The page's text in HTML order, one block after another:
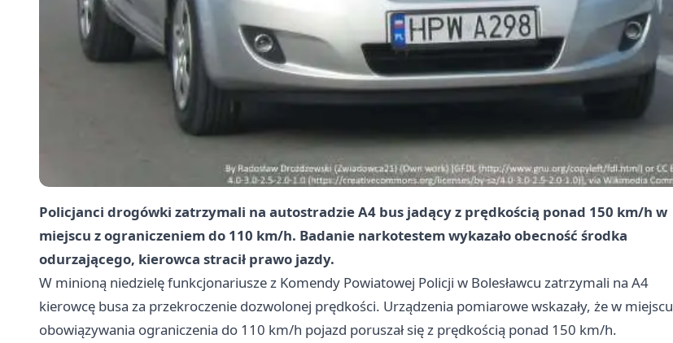
Policjanci drogówki zatrzymali na autostradzie A4 bus jadący z prędkością ponad 150 km/h w
miejscu z ograniczeniem do 110 km/h. Badanie narkotestem wykazało obecność środka
odurzającego, kierowca stracił prawo jazdy.
W minioną niedzielę funkcjonariusze z Komendy Powiatowej Policji w Bolesławcu zatrzymali na A4
kierowcę busa za przekroczenie dozwolonej prędkości. Urządzenia pomiarowe wskazały, że w miejscu
obowiązywania ograniczenia do 110 km/h pojazd poruszał się z prędkością ponad 150 km/h.